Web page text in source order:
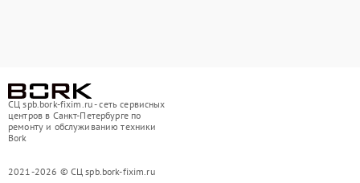
СЦ spb.bork-fixim.ru - сеть сервисных
центров в Санкт-Петербурге по
ремонту и обслуживанию техники
Bork
2021-2026 © СЦ spb.bork-fixim.ru